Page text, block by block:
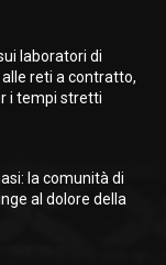
laboratori di
reti a contratto,
i tempi stretti
la comunità di
al dolore della